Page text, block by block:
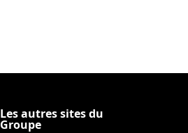
Les autres sites du
Groupe